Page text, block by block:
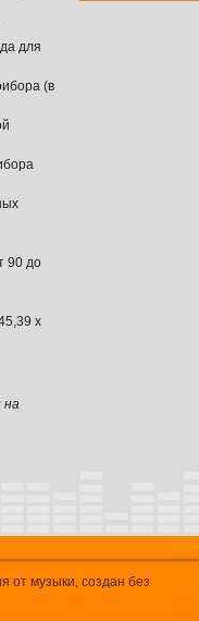
для
(в
90 до
x
на
от музыки, создан без